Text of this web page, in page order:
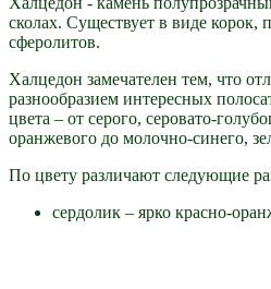
сколах. Существует в виде корок,
сферолитов.
Халцедон замечателен тем, что
разнообразием интересных
цвета – от серого, серовато-
оранжевого до молочно-синего,
По цвету различают следующие
сердолик – ярко красно-